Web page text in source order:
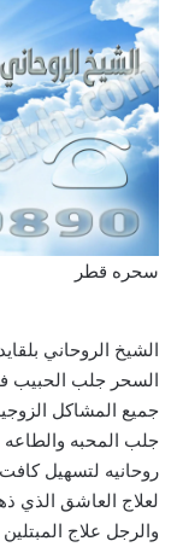
سحره قطر
الشيخ الروحاني
السحر جلب
جميع المشاكل
جلب المحبه والطاعه
روحانيه لتسهيل
لعلاج العاشق الذي
والرجل علاج المبتلين